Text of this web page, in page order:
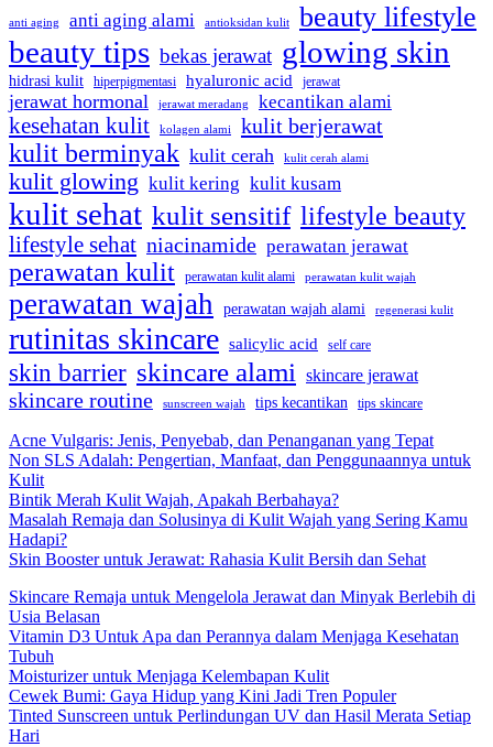
anti aging anti aging alami antioksidan kulit beauty lifestyle
beauty tips bekas jerawat glowing skin
hidrasi kulit hiperpigmentasi hyaluronic acid jerawat
jerawat hormonal jerawat meradang kecantikan alami
kesehatan kulit kolagen alami kulit berjerawat
kulit berminyak kulit cerah kulit cerah alami
kulit glowing kulit kering kulit kusam
kulit sehat kulit sensitif lifestyle beauty
lifestyle sehat niacinamide perawatan jerawat
perawatan kulit perawatan kulit alami perawatan kulit wajah
perawatan wajah perawatan wajah alami regenerasi kulit
rutinitas skincare salicylic acid self care
skin barrier skincare alami skincare jerawat
skincare routine sunscreen wajah tips kecantikan tips skincare
Acne Vulgaris: Jenis, Penyebab, dan Penanganan yang Tepat
Non SLS Adalah: Pengertian, Manfaat, dan Penggunaannya untuk
Kulit
Bintik Merah Kulit Wajah, Apakah Berbahaya?
Masalah Remaja dan Solusinya di Kulit Wajah yang Sering Kamu
Hadapi?
Skin Booster untuk Jerawat: Rahasia Kulit Bersih dan Sehat
Skincare Remaja untuk Mengelola Jerawat dan Minyak Berlebih di
Usia Belasan
Vitamin D3 Untuk Apa dan Perannya dalam Menjaga Kesehatan
Tubuh
Moisturizer untuk Menjaga Kelembapan Kulit
Cewek Bumi: Gaya Hidup yang Kini Jadi Tren Populer
Tinted Sunscreen untuk Perlindungan UV dan Hasil Merata Setiap
Hari